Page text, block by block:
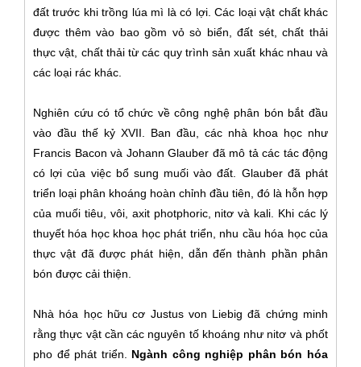
đất trước khi trồng lúa mì là có lợi. Các loại vật chất khác
được thêm vào bao gồm vỏ sò biển, đất sét, chất thải
thực vật, chất thải từ các quy trình sản xuất khác nhau và
các loại rác khác.
Nghiên cứu có tổ chức về công nghệ phân bón bắt đầu
vào đầu thế kỷ XVII. Ban đầu, các nhà khoa học như
Francis Bacon và Johann Glauber đã mô tả các tác động
có lợi của việc bổ sung muối vào đất. Glauber đã phát
triển loại phân khoáng hoàn chỉnh đầu tiên, đó là hỗn hợp
của muối tiêu, vôi, axit photphoric, nitơ và kali. Khi các lý
thuyết hóa học khoa học phát triển, nhu cầu hóa học của
thực vật đã được phát hiện, dẫn đến thành phần phân
bón được cải thiện.
Nhà hóa học hữu cơ Justus von Liebig đã chứng minh
rằng thực vật cần các nguyên tố khoáng như nitơ và phốt
pho để phát triển. Ngành công nghiệp phân bón hóa